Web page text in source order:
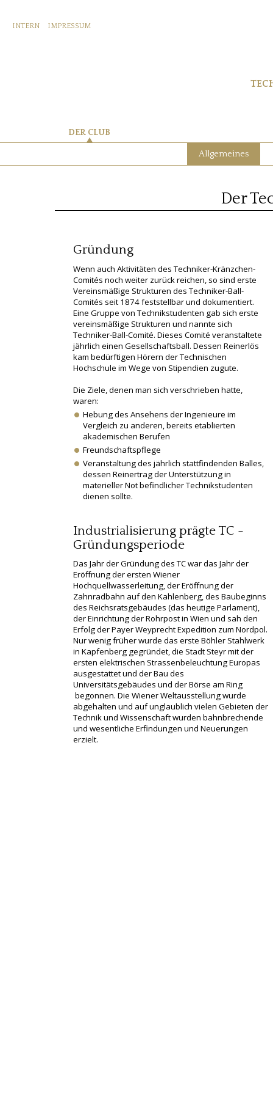
INTERN IMPRESSUM
DER CLUB
Allgemeines
Der
Gründung
Wenn auch Aktivitäten des Techniker-Kränzchen-
Comités noch weiter zurück reichen, so sind erste
Vereinsmäßige Strukturen des Techniker-Ball-
Comités seit 1874 feststellbar und dokumentiert.
Eine Gruppe von Technikstudenten gab sich erste
vereinsmäßige Strukturen und nannte sich
Techniker-Ball-Comité. Dieses Comité veranstaltete
jährlich einen Gesellschaftsball. Dessen Reinerlös
kam bedürftigen Hörern der Technischen
Hochschule im Wege von Stipendien zugute.
Die Ziele, denen man sich verschrieben hatte,
waren:
Hebung des Ansehens der Ingenieure im
Vergleich zu anderen, bereits etablierten
akademischen Berufen
Freundschaftspflege
Veranstaltung des jährlich stattfindenden Balles,
dessen Reinertrag der Unterstützung in
materieller Not befindlicher Technikstudenten
dienen sollte.
Industrialisierung prägte TC -
Gründungsperiode
Das Jahr der Gründung des TC war das Jahr der
Eröffnung der ersten Wiener
Hochquellwasserleitung, der Eröffnung der
Zahnradbahn auf den Kahlenberg, des Baubeginns
des Reichsratsgebäudes (das heutige Parlament),
der Einrichtung der Rohrpost in Wien und sah den
Erfolg der Payer Weyprecht Expedition zum Nordpol.
Nur wenig früher wurde das erste Böhler Stahlwerk
in Kapfenberg gegründet, die Stadt Steyr mit der
ersten elektrischen Strassenbeleuchtung Europas
ausgestattet und der Bau des
Universitätsgebäudes und der Börse am Ring
begonnen. Die Wiener Weltausstellung wurde
abgehalten und auf unglaublich vielen Gebieten der
Technik und Wissenschaft wurden bahnbrechende
und wesentliche Erfindungen und Neuerungen
erzielt.